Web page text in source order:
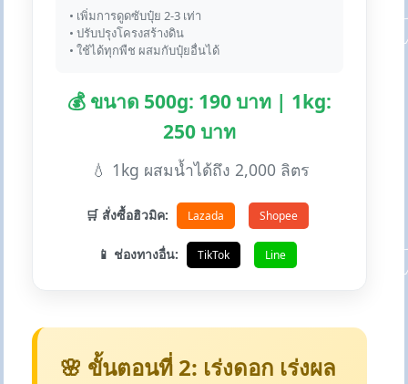
• เพิ่มการดูดซับปุ๋ย 2-3 เท่า
• ปรับปรุงโครงสร้างดิน
• ใช้ได้ทุกพืช ผสมกับปุ๋ยอื่นได้
💰 ขนาด 500g: 190 บาท | 1kg:
250 บาท
💧 1kg ผสมน้ำได้ถึง 2,000 ลิตร
🛒 สั่งซื้อฮิวมิค: Lazada Shopee
📱 ช่องทางอื่น: TikTok Line
🌸 ขั้นตอนที่ 2: เร่งดอก เร่งผล